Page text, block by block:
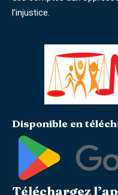
l’injustice.
Disponible en
Téléchargez